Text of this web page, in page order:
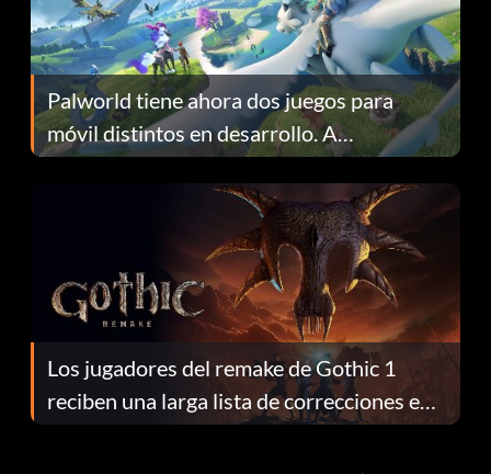
Palworld tiene ahora dos juegos para
móvil distintos en desarrollo. A
continuación te explicamos por qué.
Los jugadores del remake de Gothic 1
reciben una larga lista de correcciones en
el parche 1.0.4